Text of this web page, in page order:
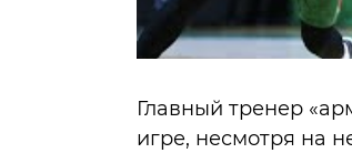
Главный тренер
игре, несмотря на